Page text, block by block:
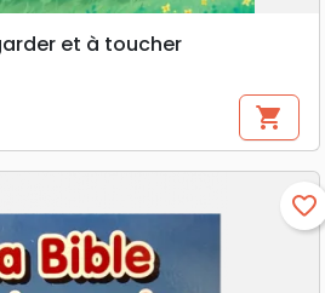
et à toucher
shopping_cart
favorite_border